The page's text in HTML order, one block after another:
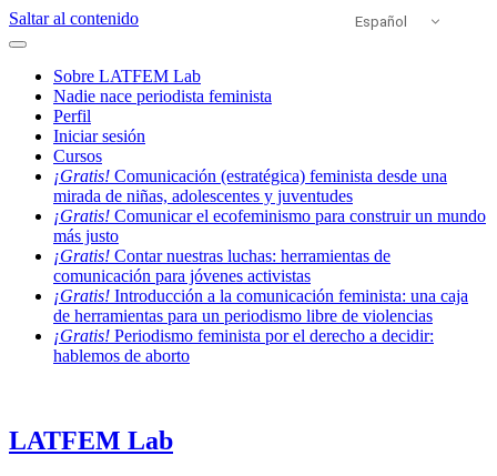
Saltar al contenido
Sobre LATFEM Lab
Nadie nace periodista feminista
Perfil
Iniciar sesión
Cursos
¡Gratis! Comunicación (estratégica) feminista desde una
mirada de niñas, adolescentes y juventudes
¡Gratis! Comunicar el ecofeminismo para construir un mundo
más justo
¡Gratis! Contar nuestras luchas: herramientas de
comunicación para jóvenes activistas
¡Gratis! Introducción a la comunicación feminista: una caja
de herramientas para un periodismo libre de violencias
¡Gratis! Periodismo feminista por el derecho a decidir:
hablemos de aborto
LATFEM Lab
Español